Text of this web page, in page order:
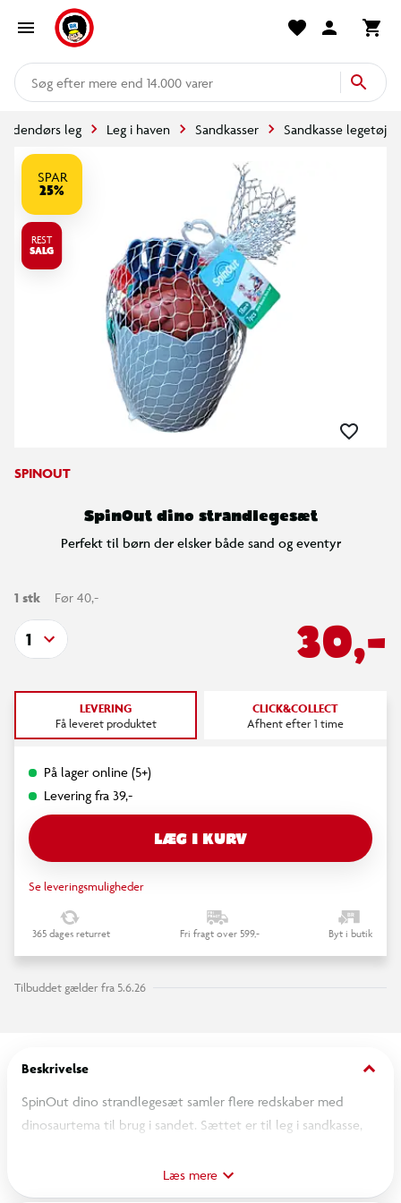
mere end 14.000 varer
Udendørs leg Leg i haven Sandkasser Sandkasse legetøj
SPAR
25%
REST
SALG
SPINOUT
SpinOut dino strandlegesæt
Perfekt til børn der elsker både sand og eventyr
1 stk Før 40,-
30,-
1
LEVERING
Få leveret produktet
CLICK&COLLECT
Afhent efter 1 time
På lager online (5+)
Levering fra 39,-
LÆG I KURV
Se leveringsmuligheder
365 dages returret Fri fragt over 599,- Byt i butik
Tilbuddet gælder fra 5.6.26
Beskrivelse keyboard_arrow_down
SpinOut dino strandlegesæt samler flere redskaber med
dinosaurtema til brug i sandet. Sættet er til leg i sandkasse,
bygge, forme og flytte sand.Læs mere